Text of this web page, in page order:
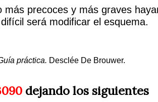
precoces y más graves
será modificar el esquema.
práctica. Desclée De Brouwer.
dejando los siguientes